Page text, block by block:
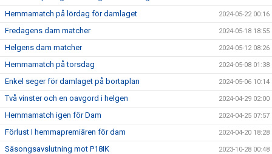
Hemmamatch på lördag för damlaget 2024-05-22 00:16
Fredagens dam matcher 2024-05-18 18:55
Helgens dam matcher 2024-05-12 08:26
Hemmamatch på torsdag 2024-05-08 01:38
Enkel seger för damlaget på bortaplan 2024-05-06 10:14
Två vinster och en oavgord i helgen 2024-04-29 02:00
Hemmamatch igen för Dam 2024-04-25 07:57
Förlust I hemmapremiären för dam 2024-04-20 18:28
Säsongsavslutning mot P18IK 2023-10-28 00:48